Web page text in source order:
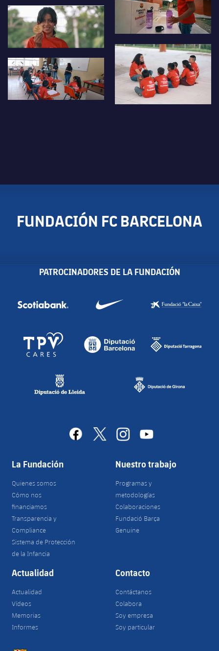
FC Barcelona club badge
FC Barcelona club badge
FC Barcelona club badge
FUNDACIÓN FC BARCELONA
PATROCINADORES DE LA FUNDACIÓN
facebook
x instagramyoutube
La Fundación
Quienes somos
Cómo nos
financiamos
Transparencia y
Compliance
Sistema de Protección
de la Infancia
Nuestro trabajo
Programas y
metodologías
Colaboraciones
Fundació Barça
Genuine
Actualidad
Actualidad
Vídeos
Memorias
Informes
Contacto
Contáctanos
Colabora
Soy empresa
Soy particular